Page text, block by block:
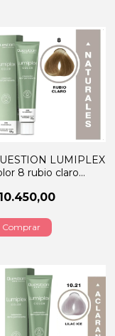
LUMIPLEX
8 rubio claro